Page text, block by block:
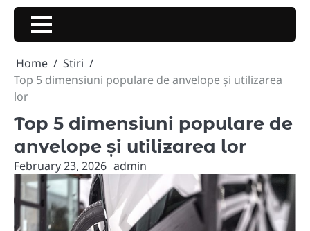
Skip
content
Home
Stiri
Top 5 dimensiuni populare de anvelope și utilizarea
lor
Top 5 dimensiuni populare de
anvelope și utilizarea lor
February 23, 2026 admin